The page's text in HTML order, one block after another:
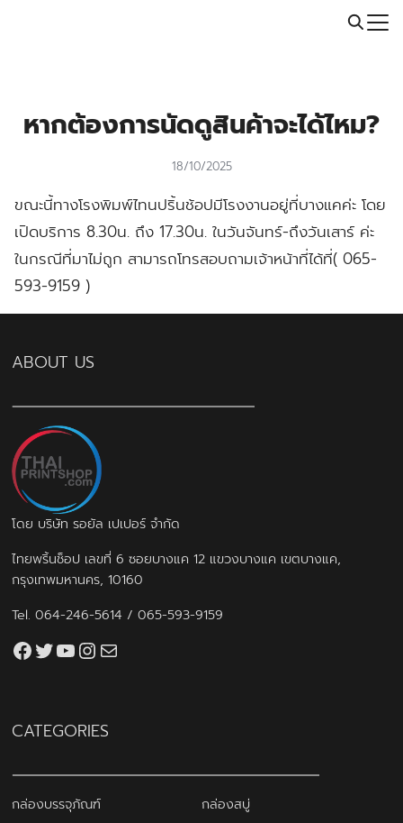
Call: 064-246-5614 | Line: @thaiprintshop
หากต้องการนัดดูสินค้าจะได้ไหม?
18/10/2025
ขณะนี้ทางโรงพิมพ์ไทนปริ้นช้อปมีโรงงานอยู่ที่บางแคค่ะ โดย
เปิดบริการ 8.30น. ถึง 17.30น. ในวันจันทร์-ถึงวันเสาร์ ค่ะ
ในกรณีที่มาไม่ถูก สามารถโทรสอบถามเจ้าหน้าที่ได้ที่( 065-
593-9159 )
ABOUT US
โดย บริษัท รอยัล เปเปอร์ จำกัด
ไทยพริ้นช็อป เลขที่ 6 ซอยบางแค 12 แขวงบางแค เขตบางแค,
กรุงเทพมหานคร, 10160
Tel.064-246-5614 /065-593-9159
Facebook
Twitter
YouTube
Instagram
thaiprintshop.aw@gmail.com
CATEGORIES
กล่องบรรจุภัณฑ์
กล่องสบู่